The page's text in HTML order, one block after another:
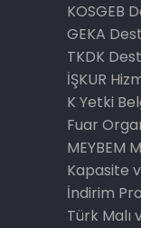
KOSGEB
GEKA
TKDK
İŞKUR
K Yetki
Fuar
MEYBEM
Kapasite
İndirim
Türk Malı